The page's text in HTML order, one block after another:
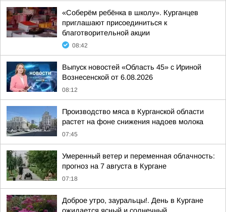
«Соберём ребёнка в школу». Курганцев
приглашают присоединиться к
благотворительной акции
08:42
Выпуск новостей «Область 45» с Ириной
Вознесенской от 6.08.2026
08:12
Производство мяса в Курганской области
растет на фоне снижения надоев молока
07:45
Умеренный ветер и переменная облачность:
прогноз на 7 августа в Кургане
07:18
Доброе утро, зауральцы!. День в Кургане